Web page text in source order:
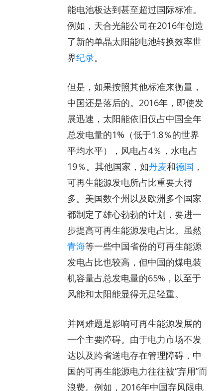
能电池板达到甚至超过国际标准。
例如，天合光能公司在2016年创造
了新的单晶太阳能电池转换效率世
界纪录。
但是，如果按照其他标准来衡量，
中国还是落后的。2016年，即使发
展迅速，太阳能依旧仅占中国全年
总发电量的1%（低于1.8％的世界
平均水平），风电占4％，水电占
19％。其他国家，如丹麦和德国 ，
可再生能源发电所占比重要大得
多。美国数个州以及欧洲多个国家
都制定了雄心勃勃的计划，要进一
步提高可再生能源发电占比。虽然
青海等一些中国省份的可再生能源
发电占比也较高，但中国的煤电装
机容量占总发电量的65%，以至于
风能和太阳能显得无足轻重。
并网难题是影响可再生能源发展的
一个主要障碍。由于电力市场不发
达以及跨省送电存在管理障碍，中
国的可再生能源电力往往被“弃用”而
浪费。例如，2016年中国弃风限电